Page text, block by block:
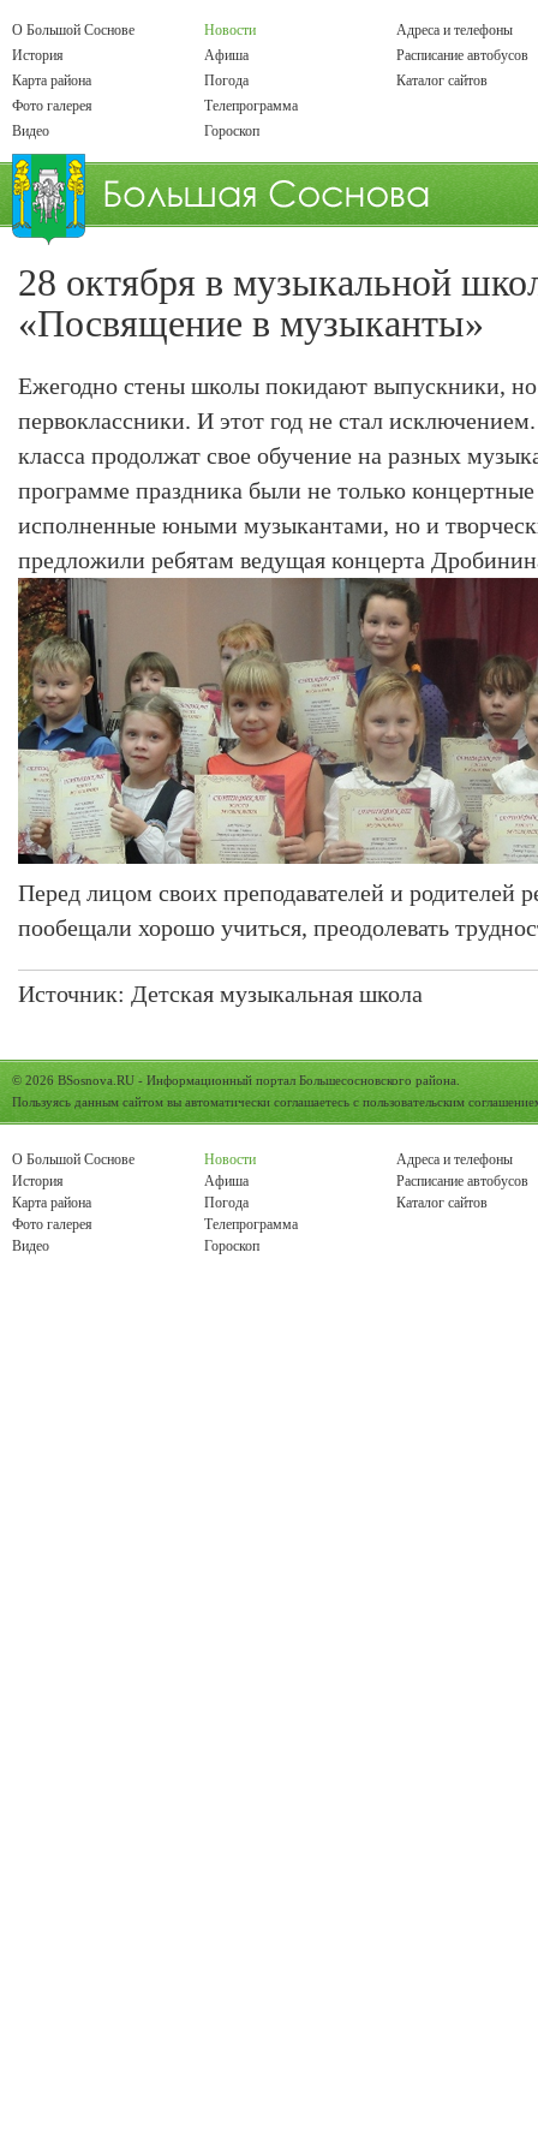
О Большой Соснове
История
Карта района
Фото галерея
Видео
Новости
Афиша
Погода
Телепрограмма
Гороскоп
Адреса и телефоны
Расписание автобусов
Каталог сайтов
28 октября в музыкальной
«Посвящение в музыканты»
Ежегодно стены школы покидают выпускники,
первоклассники. И этот год не стал
класса продолжат свое обучение на разных
программе праздника были не только
исполненные юными музыкантами, но и
предложили ребятам ведущая концерта
Перед лицом своих преподавателей и родителей
пообещали хорошо учиться, преодолевать
Источник: Детская музыкальная школа
© 2026 BSosnova.RU - Информационный портал Большесосновского района.
Пользуясь данным сайтом вы автоматически соглашаетесь с пользовательским
О Большой Соснове
История
Карта района
Фото галерея
Видео
Новости
Афиша
Погода
Телепрограмма
Гороскоп
Адреса и телефоны
Расписание автобусов
Каталог сайтов